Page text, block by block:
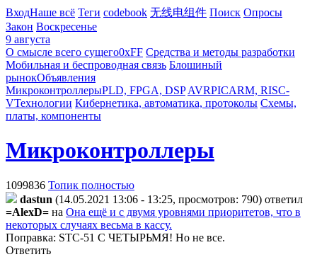
ВходНаше всё Теги codebook 无线电组件 Поиск Опросы
Закон Воскресенье
9 августа
О смысле всего сущего0xFF Средства и методы разработки
Мобильная и беспроводная связь Блошиный
рынокОбъявления
МикроконтроллерыPLD, FPGA, DSP AVRPICARM, RISC-
VТехнологии Кибернетика, автоматика, протоколы Схемы,
платы, компоненты
Микроконтроллеры
1099836 Топик полностью
dastun (14.05.2021 13:06 - 13:25, просмотров: 790) ответил
=AlexD= на Она ещё и с двумя уровнями приоритетов, что в
некоторых случаях весьма в кассу.
Поправка: STC-51 С ЧЕТЫРЬМЯ! Но не все.
Ответить